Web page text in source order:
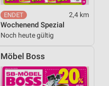
2,4 km
Wochenend Spezial
Noch heute gültig
Möbel Boss